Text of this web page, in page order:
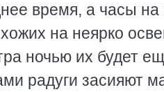
время, а часы
на неярко
ночью их будет
радуги засияют